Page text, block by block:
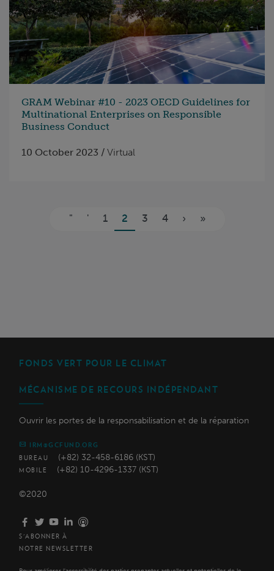
GRAM Webinar #10 - 2023 OECD Guidelines for
Multinational Enterprises on Responsible
Business Conduct
10 October 2023 / Virtual
" ' 1 2 3 4 › »
FONDS VERT POUR LE CLIMAT
MÉCANISME DE RECOURS INDÉPENDANT
Ouvrir les portes de la responsabilisation et de la réparation
IRM@GCFUND.ORG
BUREAU
(+82) 32-458-6186 (KST)
MOBILE (+82) 10-4296-1337 (KST)
©2020
S'ABONNER À
NOTRE NEWSLETTER